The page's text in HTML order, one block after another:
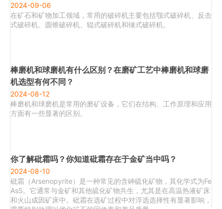
2024-09-06
在矿石和矿物加工领域，常用的破碎机主要包括颚式破碎机、反击
式破碎机、圆锥破碎机、辊式破碎机和锤式破碎机。
棒磨机和球磨机有什么区别？在磨矿工艺中棒磨机和球磨
机选型有何不同？
2024-08-12
棒磨机和球磨机是常用的磨矿设备，它们在结构、工作原理和应用
方面有一些显著的区别。
你了解砒霜吗？你知道砒霜存在于金矿当中吗？
2024-08-10
砒霜（Arsenopyrite）是一种常见的含砷硫化矿物，其化学式为Fe
AsS。它通常与金矿和其他硫化矿物共生，尤其是在高温热液矿床
和火山成因矿床中。砒霜在选矿过程中对浮选选择性有显著影响，